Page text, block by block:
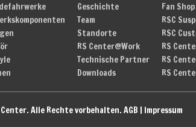
Geschichte
Team
Standorte
RS Center@Work
Technische Partner
Downloads
Fan Shop
RSC
RSC
RS
RS
RS
Alle Rechte vorbehalten. AGB | Impressum